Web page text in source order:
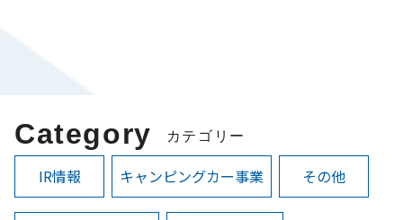
Category カテゴリー
IR情報 キャンピングカー事業 その他